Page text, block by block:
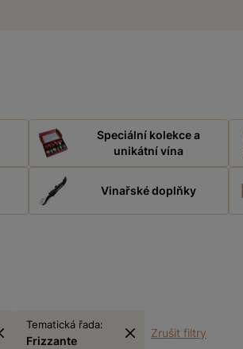
Speciální kolekce a
unikátní vína
Vinařské doplňky
Tematická řada:
Frizzante
Zrušit filtry